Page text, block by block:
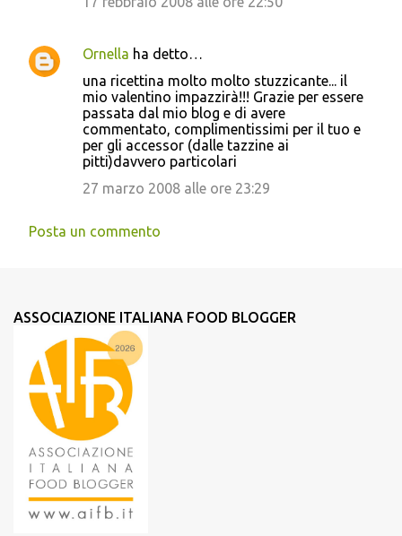
Ornella ha detto…
una ricettina molto molto stuzzicante... il
mio valentino impazzirà!!! Grazie per essere
passata dal mio blog e di avere
commentato, complimentissimi per il tuo e
per gli accessor (dalle tazzine ai
pitti)davvero particolari
27 marzo 2008 alle ore 23:29
Posta un commento
ASSOCIAZIONE ITALIANA FOOD BLOGGER